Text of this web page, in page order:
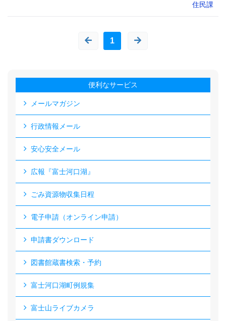
住民課
1
便利なサービス
メールマガジン
行政情報メール
安心安全メール
広報『富士河口湖』
ごみ資源物収集日程
電子申請（オンライン申請）
申請書ダウンロード
図書館蔵書検索・予約
富士河口湖町例規集
富士山ライブカメラ